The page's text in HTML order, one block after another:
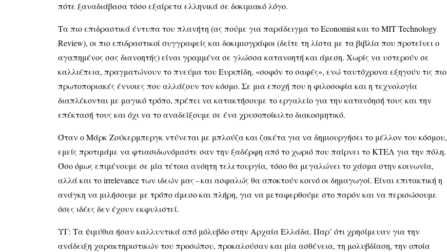
πότε ξαναδιάβασα τόσο εξαίρετα ελληνικά σε δοκιμιακό λόγο.
Τα πιο επιδραστικά έντυπα του πλανήτη (ας πούμε για παράδειγμα το Economist και το MIT Technology
Review), οι πιο επιδραστικοί συγγραφείς και δοκιμιογράφοι (δείτε τη λίστα με τα βιβλία που προτείνει ο
αγαπημένος σας διανοητής) είναι γραμμένα σε γλώσσα κατανοητή και άμεση. Χωρίς να υστερούν σε
καλλιέπεια, πραγματώνουν το πνεύμα του Ευριπίδη, «σοφόν το σαφές», ενώ ταυτόχρονα εξηγούν τις πιο
πρωτοποριακές έννοιες που αλλάζουν τον κόσμο. Σε μια εποχή που η φιλοσοφία και η τεχνολογία
διαπλέκονται με μαγικό τρόπο, πρέπει να κατακτήσουμε το εργαλείο για την κατανόησή τους και την
επέκτασή τους και όχι να το αναδείξουμε σε ένα χρυσοποίκιλτο διακοσμητικό.
Όταν ο Μάρκ Ζούκερμπεργκ ντύνεται με μπλούζα και ζακέτα για να δημιουργήσει το μέλλον του κόσμου,
εμείς προτιμάμε να φτιασιδωνόμαστε σαν την ξαδέρφη από το χωριό που παίρνει το ΚΤΕΛ για την πόλη.
Όσο όμως επιμένουμε σε μία τέτοια ανόητη τελετουργία, τόσο θα μεγαλώνει το χάσμα στην κοινωνία,
αλλά και το irrelevance των ιδεών μας - και ασφαλώς θα αποκτούν κοινό οι δημαγωγοί. Είναι επιτακτική η
ανάγκη να μιλήσουμε με τρόπο άμεσο και πλήρη, για να μεταφερθούμε στο παρόν και να περισώσουμε
όσες ιδέες δεν έχουν εκφυλιστεί.
ΥΓ: Τα ψιμύθια ήσαν καλλυντικά από μόλυβδο στην Αρχαία Ελλάδα. Παρ’ ότι χρησίμευαν για την
ανάδειξη χαρακτηριστικών του προσώπου, προκαλούσαν και μία ασθένεια, τη μολυβδίαση, την οποία